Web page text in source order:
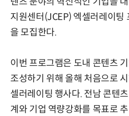
지원센터(JCEP) 엑셀러레이팅
을 모집한다.
이번 프로그램은 도내 콘텐츠
조성하기 위해 올해 처음으로
셀러레이팅 행사다. 전남 콘텐
계와 기업 역량강화를 목표로